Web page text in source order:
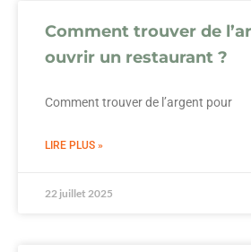
Comment trouver de
ouvrir un restaurant ?
Comment trouver de l’argent pour
LIRE PLUS »
22 juillet 2025